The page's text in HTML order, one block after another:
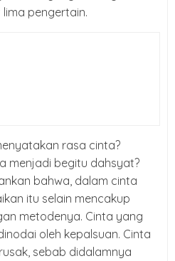
pengertain.
rasa cinta?
menjadi begitu dahsyat?
bahwa, dalam cinta
itu selain mencakup
metodenya. Cinta yang
oleh kepalsuan. Cinta
sebab didalamnya